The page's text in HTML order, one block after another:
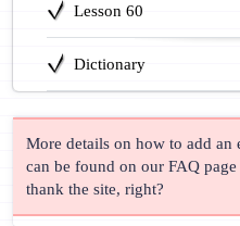
Lesson 60
Dictionary
More details on how to add
can be found on our FAQ
thank the site, right?